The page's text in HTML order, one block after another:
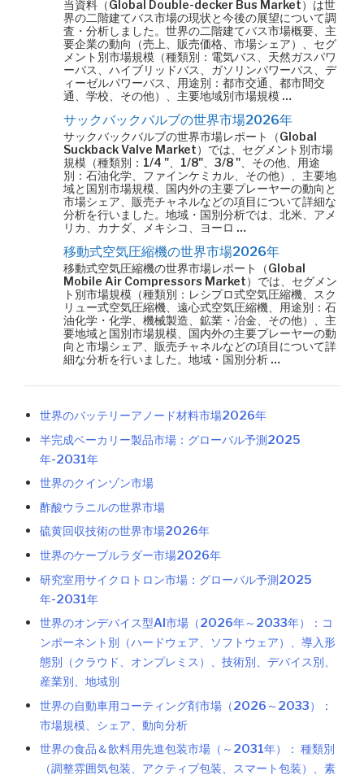
当資料（Global Double-decker Bus Market）は世
界の二階建てバス市場の現状と今後の展望について調
査・分析しました。世界の二階建てバス市場概要、主
要企業の動向（売上、販売価格、市場シェア）、セグ
メント別市場規模（種類別：電気バス、天然ガスパワ
ーバス、ハイブリッドバス、ガソリンパワーバス、デ
ィーゼルパワーバス、用途別：都市交通、都市間交
通、学校、その他）、主要地域別市場規模 …
サックバックバルブの世界市場2026年
サックバックバルブの世界市場レポート（Global
Suckback Valve Market）では、セグメント別市場
規模（種類別：1/4 "、1/8"、3/8 "、その他、用途
別：石油化学、ファインケミカル、その他）、主要地
域と国別市場規模、国内外の主要プレーヤーの動向と
市場シェア、販売チャネルなどの項目について詳細な
分析を行いました。地域・国別分析では、北米、アメ
リカ、カナダ、メキシコ、ヨーロ …
移動式空気圧縮機の世界市場2026年
移動式空気圧縮機の世界市場レポート（Global
Mobile Air Compressors Market）では、セグメン
ト別市場規模（種類別：レシプロ式空気圧縮機、スク
リュー式空気圧縮機、遠心式空気圧縮機、用途別：石
油化学・化学、機械製造、鉱業・冶金、その他）、主
要地域と国別市場規模、国内外の主要プレーヤーの動
向と市場シェア、販売チャネルなどの項目について詳
細な分析を行いました。地域・国別分析 …
世界のバッテリーアノード材料市場2026年
半完成ベーカリー製品市場：グローバル予測2025
年-2031年
世界のクインゾン市場
酢酸ウラニルの世界市場
硫黄回収技術の世界市場2026年
世界のケーブルラダー市場2026年
研究室用サイクロトロン市場：グローバル予測2025
年-2031年
世界のオンデバイス型AI市場（2026年～2033年）：コ
ンポーネント別（ハードウェア、ソフトウェア）、導入形
態別（クラウド、オンプレミス）、技術別、デバイス別、
産業別、地域別
世界の自動車用コーティング剤市場（2026～2033）：
市場規模、シェア、動向分析
世界の食品＆飲料用先進包装市場（～2031年）： 種類別
（調整雰囲気包装、アクティブ包装、スマート包装）、素